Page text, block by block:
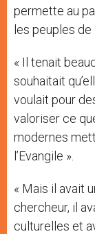
permette au
les peuples de
« Il tenait
souhaitait
voulait pour
valoriser ce
modernes
l’Evangile ».
« Mais il avait
chercheur, il
culturelles et